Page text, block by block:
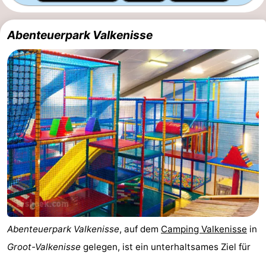
Duinweg
Résidence
Wijngaerde
Campingplätze
Ferienhäuser
-
Buitenhof
Domburg
-
De
Boomgaard
-
De
Zandput
-
Hof
Domburg
-
Joossesweg
-
Abenteuerpark Valkenisse
Abenteuerpark Valkenisse, auf dem Camping Valkenisse in
Groot-Valkenisse gelegen, ist ein unterhaltsames Ziel für